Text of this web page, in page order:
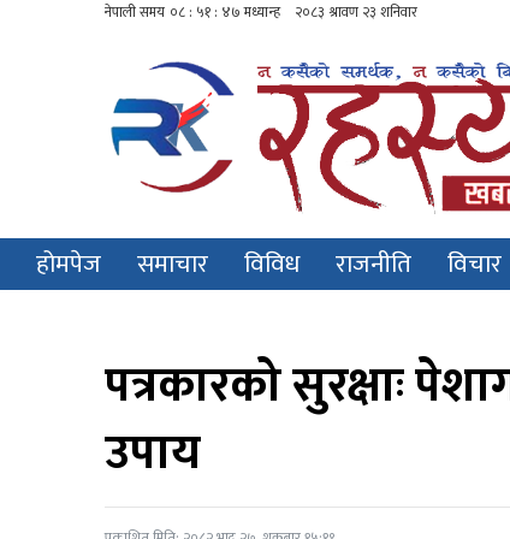
होमपेज समाचार विविध राजनीति विचार
पत्रकारको सुरक्षाः
उपाय